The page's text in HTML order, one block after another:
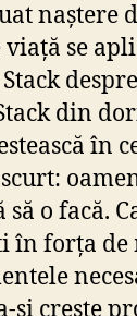
naștere
se
din
în
o facă.
în forța de
și crește